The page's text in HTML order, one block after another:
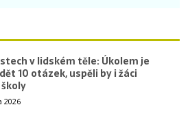
v lidském těle: Úkolem je
10 otázek, uspěli by i žáci
2026